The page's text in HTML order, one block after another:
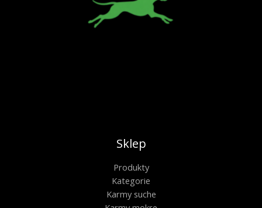
Sklep
Produkty
Kategorie
Karmy suche